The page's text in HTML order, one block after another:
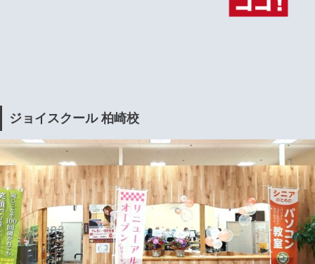
ジョイスクール 柏崎校